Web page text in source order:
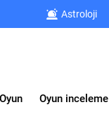
Astroloji
Oyun Oyun inceleme